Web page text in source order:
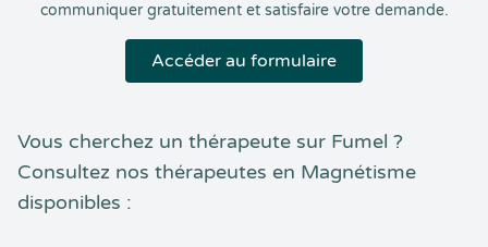
communiquer gratuitement et satisfaire votre demande.
Accéder au formulaire
Vous cherchez un thérapeute sur Fumel ?
Consultez nos thérapeutes en Magnétisme
disponibles :